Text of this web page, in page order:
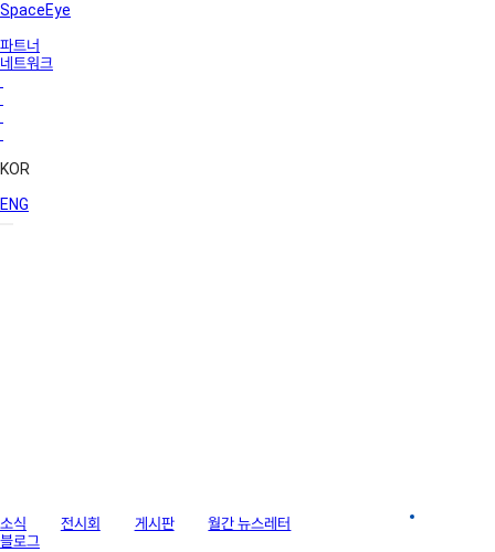
SpaceEye
파트너
네트워크
KOR
ENG
소식 전시회 게시판 월간 뉴스레터
블로그